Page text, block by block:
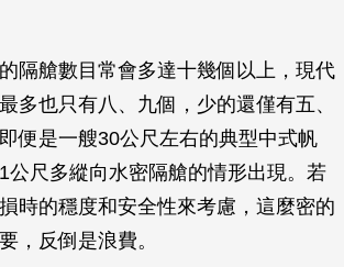
隔艙數目常會多達十幾個以上，現代
多也只有八、九個，少的還僅有五、
便是一艘30公尺左右的典型中式帆
公尺多縱向水密隔艙的情形出現。若
時的穩度和安全性來考慮，這麼密的
，反倒是浪費。